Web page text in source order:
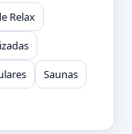
Relax
Saunas